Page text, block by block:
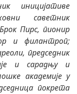
иницијативе
саветник
Пирс, пионир
и филантроп;
председник
и сарадњу и
академије у
покрета